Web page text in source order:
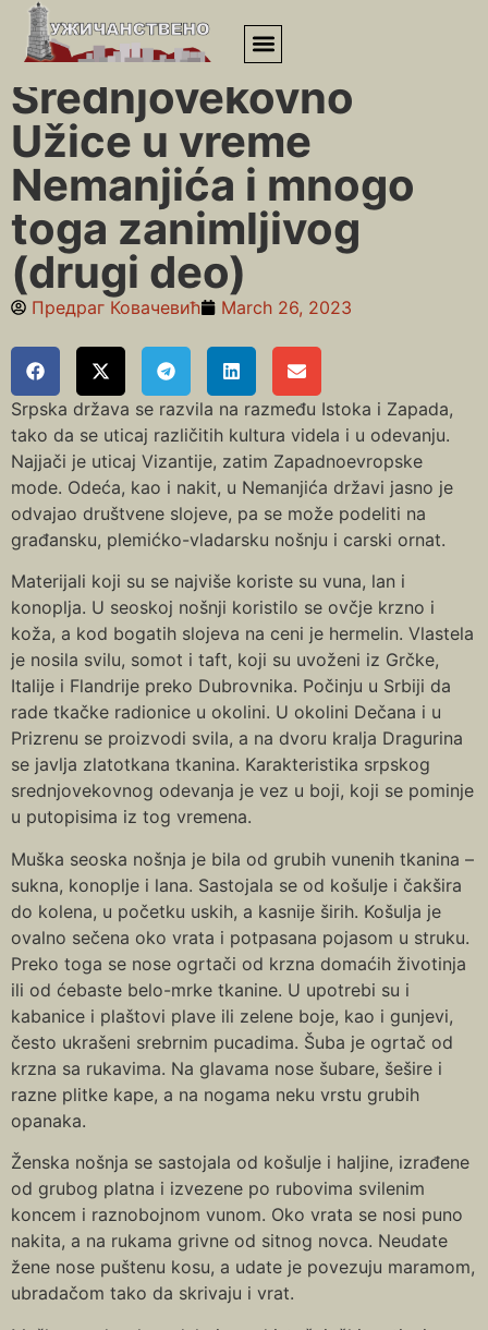
Почетна»Srednjovekovno Užice u vreme Nemanjića i mnogo
toga zanimljivog (drugi deo)
Srednjovekovno
Užice u vreme
Nemanjića i mnogo
toga zanimljivog
(drugi deo)
Предраг Ковачевић March 26, 2023
Srpska država se razvila na razmeđu Istoka i Zapada,
tako da se uticaj različitih kultura videla i u odevanju.
Najjači je uticaj Vizantije, zatim Zapadnoevropske
mode. Odeća, kao i nakit, u Nemanjića državi jasno je
odvajao društvene slojeve, pa se može podeliti na
građansku, plemićko-vladarsku nošnju i carski ornat.
Materijali koji su se najviše koriste su vuna, lan i
konoplja. U seoskoj nošnji koristilo se ovčje krzno i
koža, a kod bogatih slojeva na ceni je hermelin. Vlastela
je nosila svilu, somot i taft, koji su uvoženi iz Grčke,
Italije i Flandrije preko Dubrovnika. Počinju u Srbiji da
rade tkačke radionice u okolini. U okolini Dečana i u
Prizrenu se proizvodi svila, a na dvoru kralja Dragurina
se javlja zlatotkana tkanina. Karakteristika srpskog
srednjovekovnog odevanja je vez u boji, koji se pominje
u putopisima iz tog vremena.
Muška seoska nošnja je bila od grubih vunenih tkanina –
sukna, konoplje i lana. Sastojala se od košulje i čakšira
do kolena, u početku uskih, a kasnije širih. Košulja je
ovalno sečena oko vrata i potpasana pojasom u struku.
Preko toga se nose ogrtači od krzna domaćih životinja
ili od ćebaste belo-mrke tkanine. U upotrebi su i
kabanice i plaštovi plave ili zelene boje, kao i gunjevi,
često ukrašeni srebrnim pucadima. Šuba je ogrtač od
krzna sa rukavima. Na glavama nose šubare, šešire i
razne plitke kape, a na nogama neku vrstu grubih
opanaka.
Ženska nošnja se sastojala od košulje i haljine, izrađene
od grubog platna i izvezene po rubovima svilenim
koncem i raznobojnom vunom. Oko vrata se nosi puno
nakita, a na rukama grivne od sitnog novca. Neudate
žene nose puštenu kosu, a udate je povezuju maramom,
ubradačom tako da skrivaju i vrat.